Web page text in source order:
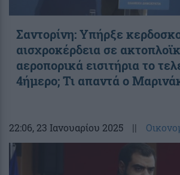
Σαντορίνη: Υπήρξε
αισχροκέρδεια σε
αεροπορικά εισιτήρια το
4ήμερο; Τι απαντά ο
22:06, 23 Ιανουαρίου 2025 ||